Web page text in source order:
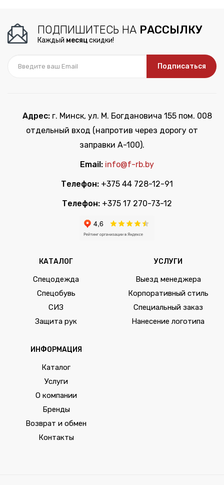
ПОДПИШИТЕСЬ НА РАССЫЛКУ
Каждый месяцскидки!
Подписаться
Адрес:г. Минск, ул. М. Богдановича 155 пом. 008
отдельный вход (напротив через дорогу от
заправки А-100).
Email: info@f-rb.by
Телефон: +375 44 728-12-91
Телефон: +375 17 270-73-12
КАТАЛОГ
Спецодежда
Спецобувь
СИЗ
Защита рук
УСЛУГИ
Выезд менеджера
Корпоративный стиль
Специальный заказ
Нанесение логотипа
ИНФОРМАЦИЯ
Каталог
Услуги
О компании
Бренды
Возврат и обмен
Контакты